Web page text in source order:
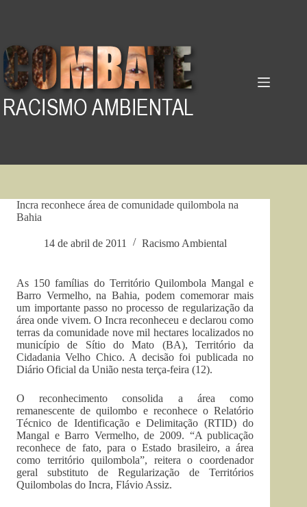
Incra reconhece área de comunidade quilombola na
Bahia
14 de abril de 2011 Racismo Ambiental
As 150 famílias do Território Quilombola Mangal e
Barro Vermelho, na Bahia, podem comemorar mais
um importante passo no processo de regularização da
área onde vivem. O Incra reconheceu e declarou como
terras da comunidade nove mil hectares localizados no
município de Sítio do Mato (BA), Território da
Cidadania Velho Chico. A decisão foi publicada no
Diário Oficial da União nesta terça-feira (12).
O reconhecimento consolida a área como
remanescente de quilombo e reconhece o Relatório
Técnico de Identificação e Delimitação (RTID) do
Mangal e Barro Vermelho, de 2009. “A publicação
reconhece de fato, para o Estado brasileiro, a área
como território quilombola”, reitera o coordenador
geral substituto de Regularização de Territórios
Quilombolas do Incra, Flávio Assiz.